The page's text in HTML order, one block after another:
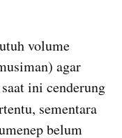
volume
agar
ini cenderung
sementara
belum